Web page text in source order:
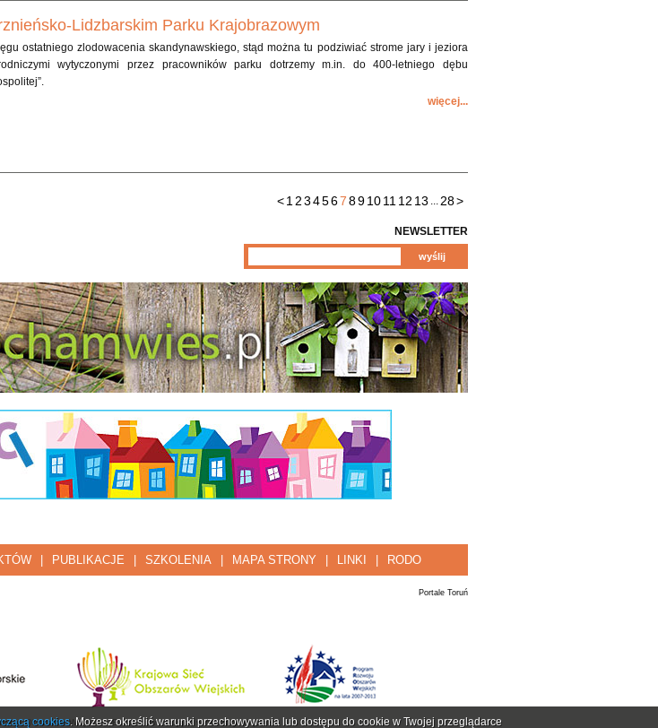
Lidzbarskim Parku Krajobrazowym
ostatniego zlodowacenia skandynawskiego, stąd można tu podziwiać strome jary i jeziora
wytyczonymi przez pracowników parku dotrzemy m.in. do 400-letniego dębu
więcej...
<1 234567891011 12 13 ... 28>
NEWSLETTER
PUBLIKACJE SZKOLENIA MAPA STRONY LINKI RODO
Portale Toruń
Obszarów Wiejskich: Europa inwestująca w obszary wiejskie
cookies. Możesz określić warunki przechowywania lub dostępu do cookie w Twojej przeglądarce